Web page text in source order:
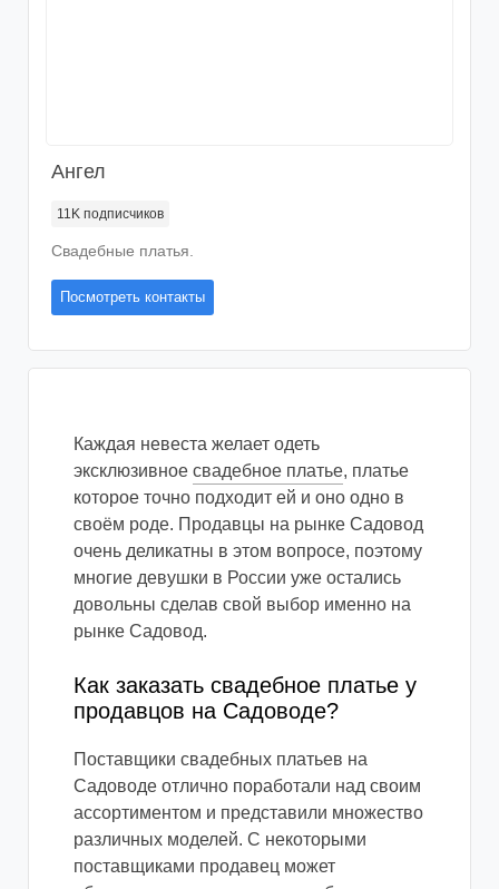
Ангел
11K подписчиков
Свадебные платья.
Посмотреть контакты
Каждая невеста желает одеть
эксклюзивное свадебное платье, платье
которое точно подходит ей и оно одно в
своём роде. Продавцы на рынке Садовод
очень деликатны в этом вопросе, поэтому
многие девушки в России уже остались
довольны сделав свой выбор именно на
рынке Садовод.
Как заказать свадебное платье у
продавцов на Садоводе?
Поставщики свадебных платьев на
Садоводе отлично поработали над своим
ассортиментом и представили множество
различных моделей. С некоторыми
поставщиками продавец может